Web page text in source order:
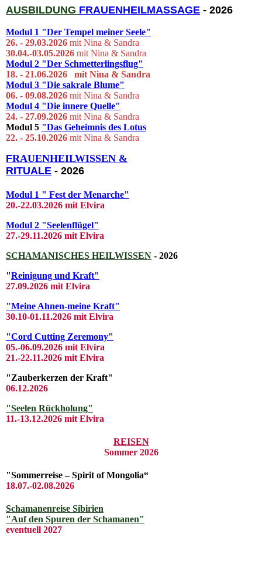
AUSBILDUNG FRAUENHEILMASSAGE - 2026
Modul 1 "Der Tempel meiner Seele"
26. - 29.03.2026 mit Nina & Sandra
30.04.-03.05.2026 mit Nina & Sandra
Modul 2 "Der Schmetterlingsflug"
18. - 21.06.2026 mit Nina & Sandra
Modul 3 "Die sakrale Blume"
06. - 09.08.2026 mit Nina & Sandra
Modul 4 "Die innere Quelle"
24. - 27.09.2026 mit Nina & Sandra
Modul 5 "Das Geheimnis des Lotus
22. - 25.10.2026 mit Nina & Sandra
FRAUENHEILWISSEN &
RITUALE - 2026
Modul 1 " Fest der Menarche"
20.-22.03.2026 mit Elvira
Modul 2 "Seelenflügel"
27.-29.11.2026 mit Elvira
SCHAMANISCHES HEILWISSEN - 2026
"Reinigung und Kraft"
27.09.2026 mit Elvira
"Meine Ahnen-meine Kraft"
30.10-01.11.2026 mit Elvira
"Cord Cutting Zeremony"
05.-06.09.2026 mit Elvira
21.-22.11.2026 mit Elvira
"Zauberkerzen der Kraft"
06.12.2026
"Seelen Rückholung"
11.-13.12.2026 mit Elvira
REISEN
Sommer 2026
"Sommerreise – Spirit of Mongolia“
18.07.-02.08.2026
Schamanenreise Sibirien
"Auf den Spuren der Schamanen"
eventuell 2027